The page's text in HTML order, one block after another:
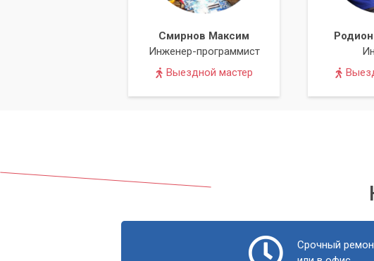
Смирнов Максим
Инженер-программист
Выездной мастер
Срочный